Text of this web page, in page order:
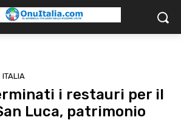
ITALIA
i restauri per il
Luca, patrimonio